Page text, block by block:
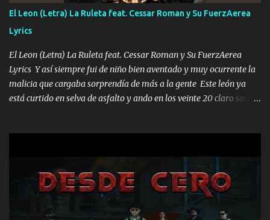
FALTA UN HERMANO DE CLAVE ERA EL 24 SIEMPRE FUE UN
HOMBRE VALIENTE POR ALGO M'URIÓ PELEAND0 SIEMPRE
VIO POR LA FAMILIA PARA QUE SIGA EL LEGADO Es el DOS de
los HERMANOS un cerebro inteligente y com...
El Leon (Letra) La Ruleta feat. Cessar Roman y Su FuerzAerea
Lyrics
El Leon (Letra) La Ruleta feat. Cessar Roman y Su FuerzAerea
Lyrics Y así siempre fui de niño bien aventado y muy ocurrente la
malicia que cargaba sorprendía de más a la gente Este león ya
está curtido en selva de asfalto y ando en los veinte 20 claro son
pa más pues hay charola les voy a dar hasta topar pues no hay de
otra Música Surcando bien mi camino voy por mi línea no veo a
los lados aquel que no corre vuela no se me duerm voy chicoteado
Ya pasé varias hazañas ya tienen rato que me agarran el colmillo
de este León los estatales no sé esperaron Al tiro esta la PrimiZa